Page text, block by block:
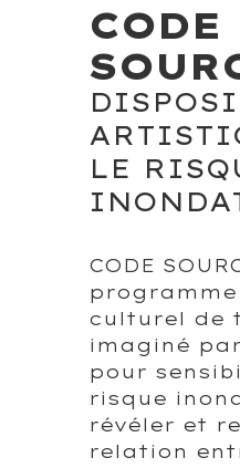
CODE
LE
CODE
culturel de
imaginé
pour
risque
révéler et
relation